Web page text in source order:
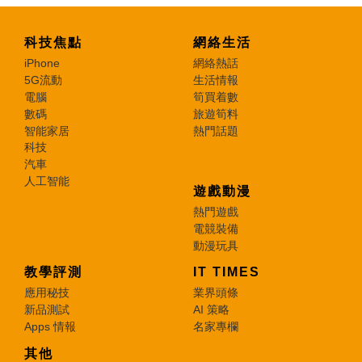
科技焦點
iPhone
5G流動
電腦
數碼
智能家居
科技
汽車
人工智能
網絡生活
網絡熱話
生活情報
筍買着數
旅遊筍料
熱門話題
遊戲動漫
熱門遊戲
電競裝備
動漫玩具
教學評測
應用秘技
新品測試
Apps 情報
IT TIMES
業界頭條
AI 策略
名家專欄
其他